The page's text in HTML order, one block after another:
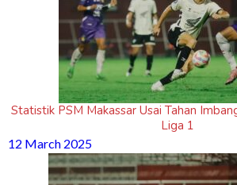
Statistik PSM Makassar Usai Tahan
Liga 1
12 March 2025